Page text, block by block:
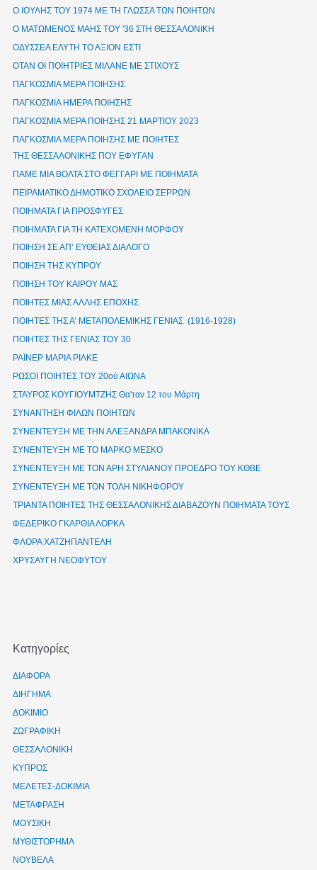
Ο ΙΟΥΛΗΣ ΤΟΥ 1974 ΜΕ ΤΗ ΓΛΩΣΣΑ ΤΩΝ ΠΟΙΗΤΩΝ
Ο ΜΑΤΩΜΕΝΟΣ ΜΑΗΣ ΤΟΥ '36 ΣΤΗ ΘΕΣΣΑΛΟΝΙΚΗ
ΟΔΥΣΣΕΑ ΕΛΥΤΗ ΤΟ ΑΞΙΟΝ ΕΣΤΙ
ΟΤΑΝ ΟΙ ΠΟΙΗΤΡΙΕΣ ΜΙΛΑΝΕ ΜΕ ΣΤΙΧΟΥΣ
ΠΑΓΚΟΣΜΙΑ ΜΕΡΑ ΠΟΙΗΣΗΣ
ΠΑΓΚΟΣΜΙΑ ΗΜΕΡΑ ΠΟΙΗΣΗΣ
ΠΑΓΚΟΣΜΙΑ ΜΕΡΑ ΠΟΙΗΣΗΣ 21 ΜΑΡΤΙΟΥ 2023
ΠΑΓΚΟΣΜΙΑ ΜΕΡΑ ΠΟΙΗΣΗΣ ΜΕ ΠΟΙΗΤΕΣ
ΤΗΣ ΘΕΣΣΑΛΟΝΙΚΗΣ ΠΟΥ ΕΦΥΓΑΝ
ΠΑΜΕ ΜΙΑ ΒΟΛΤΑ ΣΤΟ ΦΕΓΓΑΡΙ ΜΕ ΠΟΙΗΜΑΤΑ
ΠΕΙΡΑΜΑΤΙΚΟ ΔΗΜΟΤΙΚΟ ΣΧΟΛΕΙΟ ΣΕΡΡΩΝ
ΠΟΙΗΜΑΤΑ ΓΙΑ ΠΡΟΣΦΥΓΕΣ
ΠΟΙΗΜΑΤΑ ΓΙΑ ΤΗ ΚΑΤΕΧΟΜΕΝΗ ΜΟΡΦΟΥ
ΠΟΙΗΣΗ ΣΕ ΑΠ’ ΕΥΘΕΙΑΣ ΔΙΑΛΟΓΟ
ΠΟΙΗΣΗ ΤΗΣ ΚΥΠΡΟΥ
ΠΟΙΗΣΗ ΤΟΥ ΚΑΙΡΟΥ ΜΑΣ
ΠΟΙΗΤΕΣ ΜΙΑΣ ΑΛΛΗΣ ΕΠΟΧΗΣ
ΠΟΙΗΤΕΣ ΤΗΣ Α’ ΜΕΤΑΠΟΛΕΜΙΚΗΣ ΓΕΝΙΑΣ (1916-1928)
ΠΟΙΗΤΕΣ ΤΗΣ ΓΕΝΙΑΣ ΤΟΥ 30
ΡΑΪΝΕΡ ΜΑΡΙΑ ΡΙΛΚΕ
ΡΩΣΟΙ ΠΟΙΗΤΕΣ ΤΟΥ 20ού ΑΙΩΝΑ
ΣΤΑΥΡΟΣ ΚΟΥΓΙΟΥΜΤΖΗΣ Θα'ταν 12 του Μάρτη
ΣΥΝΑΝΤΗΣΗ ΦΙΛΩΝ ΠΟΙΗΤΩΝ
ΣΥΝΕΝΤΕΥΞΗ ΜΕ ΤΗΝ ΑΛΕΞΑΝΔΡΑ ΜΠΑΚΟΝΙΚΑ
ΣΥΝΕΝΤΕΥΞΗ ΜΕ ΤΟ ΜΑΡΚΟ ΜΕΣΚΟ
ΣΥΝΕΝΤΕΥΞΗ ΜΕ ΤΟΝ ΑΡΗ ΣΤΥΛΙΑΝΟΥ ΠΡΟΕΔΡΟ ΤΟΥ ΚΘΒΕ
ΣΥΝΕΝΤΕΥΞΗ ΜΕ ΤΟΝ ΤΟΛΗ ΝΙΚΗΦΟΡΟΥ
ΤΡΙΑΝΤΑ ΠΟΙΗΤΕΣ ΤΗΣ ΘΕΣΣΑΛΟΝΙΚΗΣ ΔΙΑΒΑΖΟΥΝ ΠΟΙΗΜΑΤΑ ΤΟΥΣ
ΦΕΔΕΡΙΚΟ ΓΚΑΡΘΙΑ ΛΟΡΚΑ
ΦΛΟΡΑ ΧΑΤΖΗΠΑΝΤΕΛΗ
ΧΡΥΣΑΥΓΗ ΝΕΟΦΥΤΟΥ
Kατηγορίες
ΔΙΑΦΟΡΑ
ΔΙΗΓΗΜΑ
ΔΟΚΙΜΙΟ
ΖΩΓΡΑΦΙΚΗ
ΘΕΣΣΑΛΟΝΙΚΗ
ΚΥΠΡΟΣ
ΜΕΛΕΤΕΣ-ΔΟΚΙΜΙΑ
ΜΕΤΑΦΡΑΣΗ
ΜΟΥΣΙΚΗ
ΜΥΘΙΣΤΟΡΗΜΑ
ΝΟΥΒΕΛΑ